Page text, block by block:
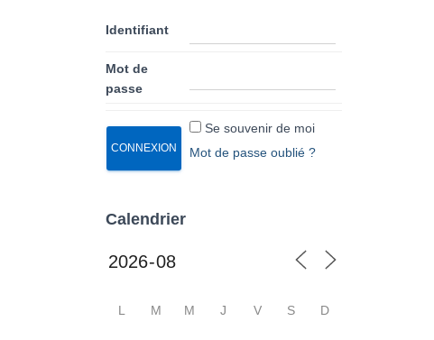
Identifiant
Mot de
passe
Se souvenir de moi
Mot de passe oublié ?
Calendrier
L M M J V S D